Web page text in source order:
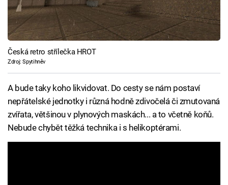
Česká retro střílečka HROT
Zdroj: Spytihněv
A bude taky koho likvidovat. Do cesty se nám postaví
nepřátelské jednotky i různá hodně zdivočelá či zmutovaná
zvířata, většinou v plynových maskách... a to včetně koňů.
Nebude chybět těžká technika i s helikoptérami.